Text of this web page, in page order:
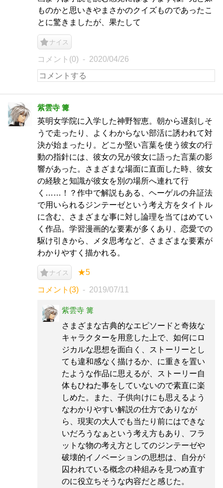
ものかと思いきやまさかのクイズものであったこ
とに驚きましたが、果たして
ナイス
コメント(0) 2020/04/26
紫雲寺 篝
英明女学院に入学した神野智恵。朝から遅刻しそ
うで走ったり、よくわからない部活に誘われて対
決が始まったり。どこか堅い言葉を使う彼女の行
動の指針には、彼女の兄が彼女に語った言葉の影
響があった。さまざまな場面に直面した時、彼女
の経験と知識が彼女を別の場所へ連れて行
く……！？作中で解説もある、ヘーゲルの弁証法
で用いられるジンテーゼという考え方をタイトル
に含む、さまざまな事に対し論理を当てはめてい
く作品。学習漫画的な要素が多くあり、恋愛での
駆け引きから、メタ思考など、さまざまな要素が
わかりやすく描かれる。
ナイス ★5
コメント(3) 2019/07/11
紫雲寺 篝
さまざまな古典的なエピソードと奇抜な
キャラクターを用意した上で、如何にロ
ジカルな思想を面白く、ストーリーとし
ても違和感なく描けるか、に重きを置い
たような作品に思えるが、ストーリー自
体もひねた事をしていないので素直に楽
しめた。また、子供向けにも思えるよう
なわかりやすい解説の仕方でありなが
ら、現実の大人でも当たり前にはできな
いだろうなぁという考え方もあり、フラ
ットな物の考え方としてのジンテーゼや
破壊的イノベーションの思想は、自分が
囚われている概念の枠組みを見つめ直す
のに役立ちそうな内容だと感じた。